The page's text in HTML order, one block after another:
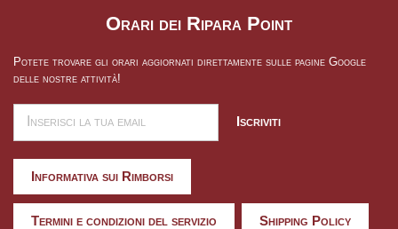
Orari dei Ripara Point
Potete trovare gli orari aggiornati direttamente sulle pagine Google
delle nostre attività!
Iscriviti
Informativa sui Rimborsi
Termini e condizioni del servizio Shipping Policy